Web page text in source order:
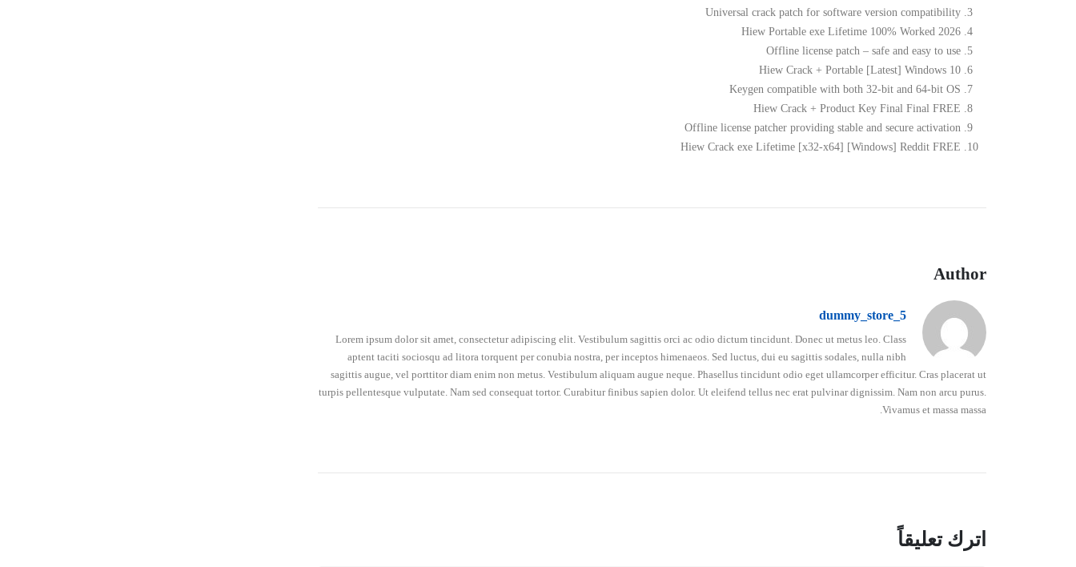
Universal crack patch for software version compatibility
Hiew Portable exe Lifetime 100% Worked 2026
Offline license patch – safe and easy to use
Hiew Crack + Portable [Latest] Windows 10
Keygen compatible with both 32-bit and 64-bit OS
Hiew Crack + Product Key Final Final FREE
Offline license patcher providing stable and secure activation
Hiew Crack exe Lifetime [x32-x64] [Windows] Reddit FREE
Author
dummy_store_5
Lorem ipsum dolor sit amet, consectetur adipiscing elit. Vestibulum sagittis orci ac odio dictum tincidunt. Donec ut metus leo. Class
aptent taciti sociosqu ad litora torquent per conubia nostra, per inceptos himenaeos. Sed luctus, dui eu sagittis sodales, nulla nibh
sagittis augue, vel porttitor diam enim non metus. Vestibulum aliquam augue neque. Phasellus tincidunt odio eget ullamcorper efficitur. Cras placerat ut
turpis pellentesque vulputate. Nam sed consequat tortor. Curabitur finibus sapien dolor. Ut eleifend tellus nec erat pulvinar dignissim. Nam non arcu purus.
Vivamus et massa massa.
اترك تعليقاً